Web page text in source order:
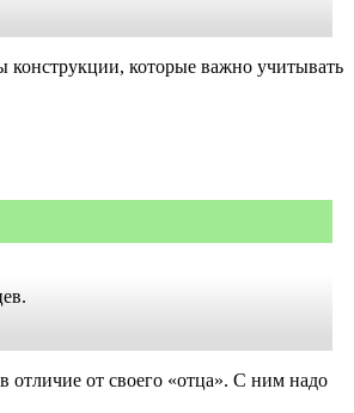
конструкции, которые важно учитывать
от своего «отца». С ним надо